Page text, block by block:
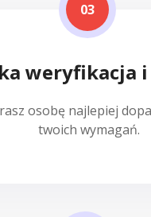
03
weryfikacja
osobę najlepiej
twoich wymagań.